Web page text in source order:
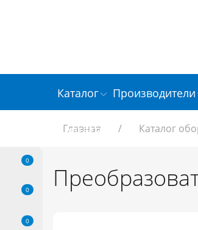
0
0
0
Каталог Производители
Контакты
Главная / Каталог